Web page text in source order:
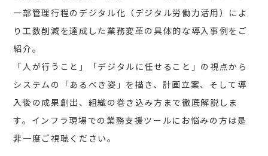
一部管理行程のデジタル化（デジタル労働力活用）によ
り工数削減を達成した業務変革の具体的な導入事例をご
紹介。
「人が行うこと」「デジタルに任せること」の視点から
システムの「あるべき姿」を描き、計画立案、そして導
入後の成果創出、組織の巻き込み方まで徹底解説しま
す。インフラ現場での業務支援ツールにお悩みの方は是
非一度ご視聴ください。